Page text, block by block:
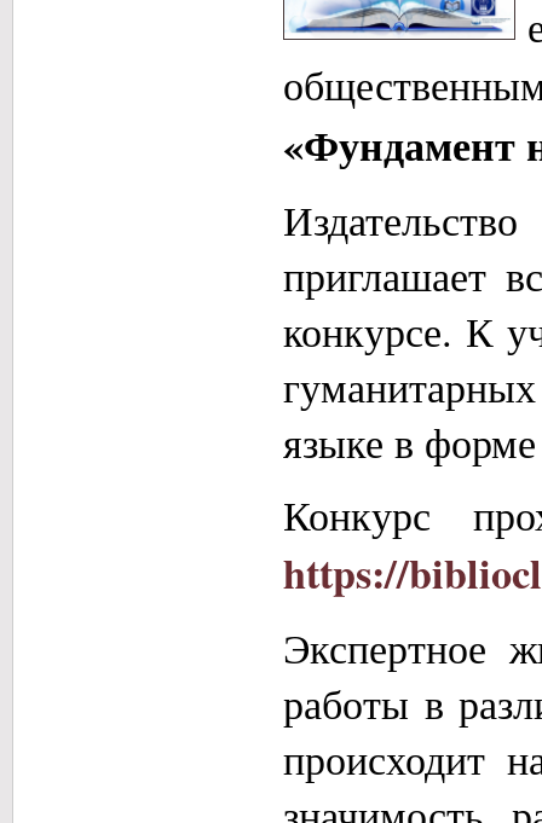
«Фундамент
приглашает
конкурсе. К
языке в
Конкурс
https://
Экспертное
работы в
происходит